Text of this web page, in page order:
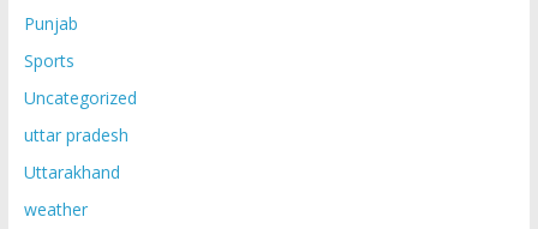
Punjab
Sports
Uncategorized
uttar pradesh
Uttarakhand
weather